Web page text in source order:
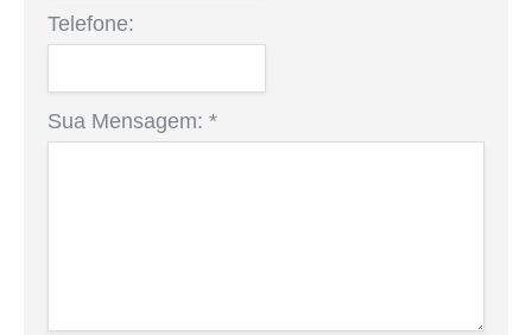
Telefone:
Sua Mensagem: *